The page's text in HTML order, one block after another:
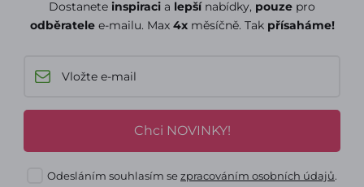
Dostanete inspiraci a lepšínabídky, pouze pro
odběratelee-mailu. Max 4xměsíčně. Tak přísaháme!
Chci NOVINKY!
Odesláním souhlasím sezpracováním osobních údajů.